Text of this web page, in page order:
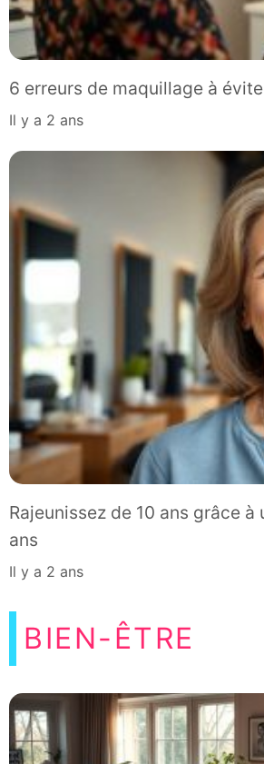
6 erreurs de maquillage à
il y a 2 ans
Rajeunissez de 10 ans grâce
ans
il y a 2 ans
BIEN-ÊTRE